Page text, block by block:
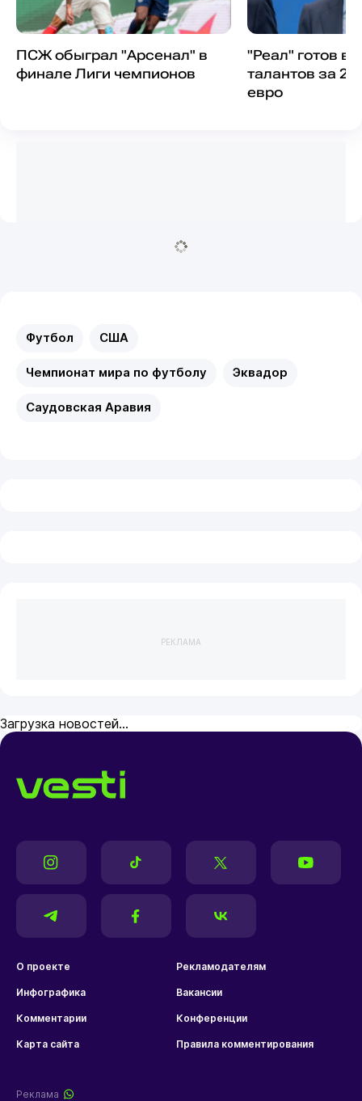
ПСЖ обыграл "Арсенал" в
финале Лиги чемпионов
"Реал" готов
талантов за
евро
Футбол США
Чемпионат мира по футболу Эквадор
Саудовская Аравия
РЕКЛАМА
Загрузка новостей...
О проекте Рекламодателям
Инфографика Вакансии
Комментарии Конференции
Карта сайта Правила комментирования
Реклама